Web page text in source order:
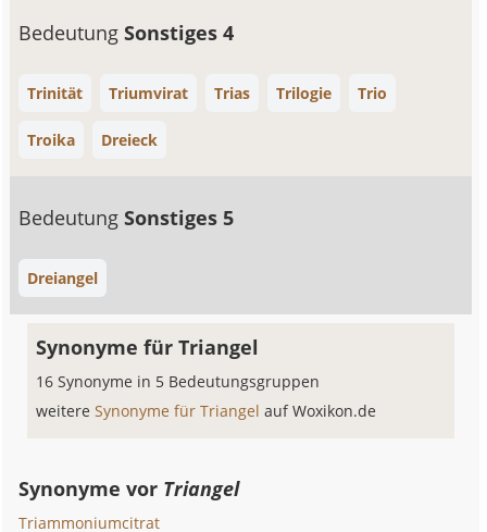
BedeutungSonstiges 4
Trinität Triumvirat Trias Trilogie Trio
Troika Dreieck
BedeutungSonstiges 5
Dreiangel
Synonyme für Triangel
16 Synonyme in 5 Bedeutungsgruppen
weitereSynonyme für Triangelauf Woxikon.de
Synonyme vor Triangel
Triammoniumcitrat